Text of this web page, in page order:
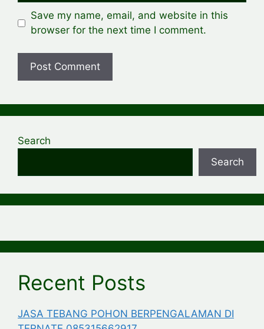
Save my name, email, and website in this
browser for the next time I comment.
Search
Search
Recent Posts
JASA TEBANG POHON BERPENGALAMAN DI